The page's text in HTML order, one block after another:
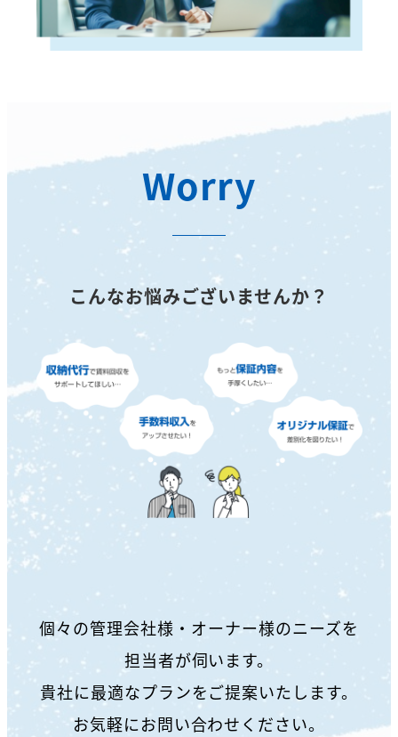
Worry
こんなお悩みございませんか？
個々の管理会社様・オーナー様のニーズを
担当者が伺います。
貴社に最適なプランをご提案いたします。
お気軽にお問い合わせください。